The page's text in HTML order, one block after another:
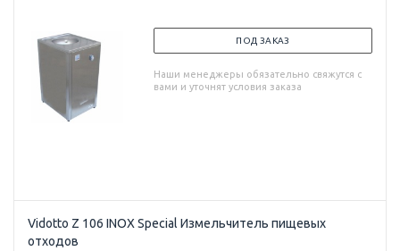
ПОД ЗАКАЗ
Наши менеджеры обязательно свяжутся с
вами и уточнят условия заказа
Vidotto Z 106 INOX Special Измельчитель пищевых
отходов